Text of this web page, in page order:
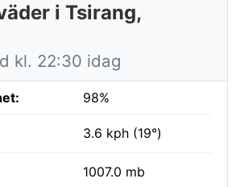
i Tsirang,
kl. 22:30 idag
98%
3.6 kph (19°)
1007.0 mb